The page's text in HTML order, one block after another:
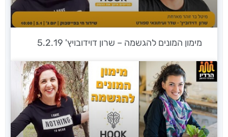
מימון המונים להגשמה – שרון דוידובויץ' 5.2.19